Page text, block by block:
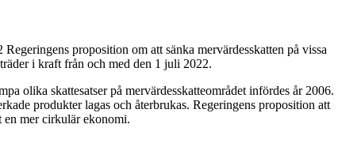
proposition om att sänka mervärdesskatten på vissa
i kraft från och med den 1 juli 2022.
olika skattesatser på mervärdesskatteområdet infördes år 2006.
produkter lagas och återbrukas. Regeringens proposition att
en mer cirkulär ekonomi.